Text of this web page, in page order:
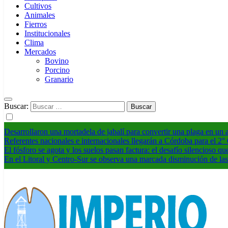
Cultivos
Animales
Fierros
Institucionales
Clima
Mercados
Bovino
Porcino
Granario
Buscar:
Desarrollaron una mortadela de jabalí para convertir una plaga en un
Referentes nacionales e internacionales llegarán a Córdoba para el
El fósforo se agota y los suelos pasan factura: el desafío silencioso
En el Litoral y Centro-Sur se observa una marcada disminución de